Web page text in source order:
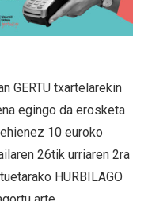
GERTU txartelarekin
egingo da erosketa
10 euroko
26tik urriaren 2ra
HURBILAGO